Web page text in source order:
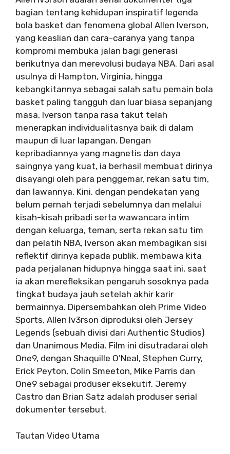
bagian tentang kehidupan inspiratif legenda
bola basket dan fenomena global Allen Iverson,
yang keaslian dan cara-caranya yang tanpa
kompromi membuka jalan bagi generasi
berikutnya dan merevolusi budaya NBA. Dari asal
usulnya di Hampton, Virginia, hingga
kebangkitannya sebagai salah satu pemain bola
basket paling tangguh dan luar biasa sepanjang
masa, Iverson tanpa rasa takut telah
menerapkan individualitasnya baik di dalam
maupun di luar lapangan. Dengan
kepribadiannya yang magnetis dan daya
saingnya yang kuat, ia berhasil membuat dirinya
disayangi oleh para penggemar, rekan satu tim,
dan lawannya. Kini, dengan pendekatan yang
belum pernah terjadi sebelumnya dan melalui
kisah-kisah pribadi serta wawancara intim
dengan keluarga, teman, serta rekan satu tim
dan pelatih NBA, Iverson akan membagikan sisi
reflektif dirinya kepada publik, membawa kita
pada perjalanan hidupnya hingga saat ini, saat
ia akan merefleksikan pengaruh sosoknya pada
tingkat budaya jauh setelah akhir karir
bermainnya. Dipersembahkan oleh Prime Video
Sports, Allen Iv3rson diproduksi oleh Jersey
Legends (sebuah divisi dari Authentic Studios)
dan Unanimous Media. Film ini disutradarai oleh
One9, dengan Shaquille O’Neal, Stephen Curry,
Erick Peyton, Colin Smeeton, Mike Parris dan
One9 sebagai produser eksekutif. Jeremy
Castro dan Brian Satz adalah produser serial
dokumenter tersebut.
Tautan Video Utama